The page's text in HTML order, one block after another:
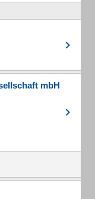
mbH